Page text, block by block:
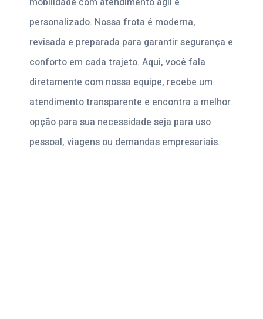
personalizado. Nossa frota é moderna,
revisada e preparada para garantir segurança e
conforto em cada trajeto. Aqui, você fala
diretamente com nossa equipe, recebe um
atendimento transparente e encontra a melhor
opção para sua necessidade seja para uso
pessoal, viagens ou demandas empresariais.